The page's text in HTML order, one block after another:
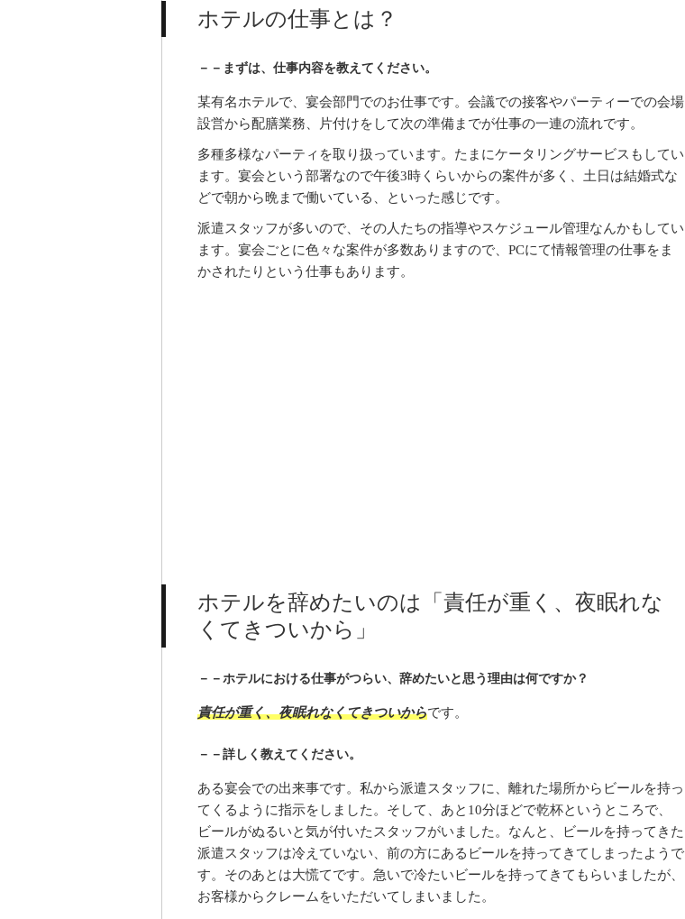
ホテルの仕事とは？
－－まずは、仕事内容を教えてください。
某有名ホテルで、宴会部門でのお仕事です。会議での接客やパーティーでの会場
設営から配膳業務、片付けをして次の準備までが仕事の一連の流れです。
多種多様なパーティを取り扱っています。たまにケータリングサービスもしてい
ます。宴会という部署なので午後3時くらいからの案件が多く、土日は結婚式な
どで朝から晩まで働いている、といった感じです。
派遣スタッフが多いので、その人たちの指導やスケジュール管理なんかもしてい
ます。宴会ごとに色々な案件が多数ありますので、PCにて情報管理の仕事をま
かされたりという仕事もあります。
ホテルを辞めたいのは「責任が重く、夜眠れな
くてきついから」
－－ホテルにおける仕事がつらい、辞めたいと思う理由は何ですか？
責任が重く、夜眠れなくてきついからです。
－－詳しく教えてください。
ある宴会での出来事です。私から派遣スタッフに、離れた場所からビールを持っ
てくるように指示をしました。そして、あと10分ほどで乾杯というところで、
ビールがぬるいと気が付いたスタッフがいました。なんと、ビールを持ってきた
派遣スタッフは冷えていない、前の方にあるビールを持ってきてしまったようで
す。そのあとは大慌てです。急いで冷たいビールを持ってきてもらいましたが、
お客様からクレームをいただいてしまいました。